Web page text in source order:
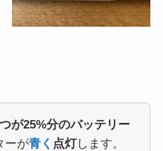
が25%分のバッテリー
ーが青く 点灯します。